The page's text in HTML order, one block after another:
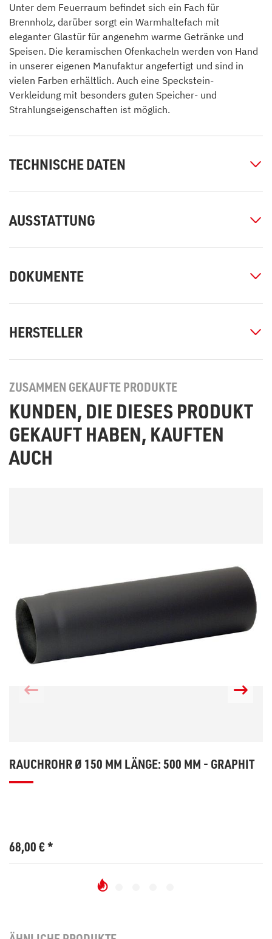
Unter dem Feuerraum befindet sich ein Fach für
Brennholz, darüber sorgt ein Warmhaltefach mit
eleganter Glastür für angenehm warme Getränke und
Speisen. Die keramischen Ofenkacheln werden von Hand
in unserer eigenen Manufaktur angefertigt und sind in
vielen Farben erhältlich. Auch eine Speckstein-
Verkleidung mit besonders guten Speicher- und
Strahlungseigenschaften ist möglich.
TECHNISCHE DATEN
AUSSTATTUNG
DOKUMENTE
HERSTELLER
ZUSAMMEN GEKAUFTE PRODUKTE
KUNDEN, DIE DIESES PRODUKT
GEKAUFT HABEN, KAUFTEN
AUCH
RAUCHROHR Ø 150 MM LÄNGE: 500 MM - GRAPHIT
68,00€*